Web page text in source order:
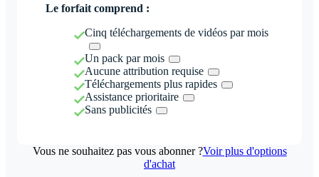
Le forfait comprend :
Cinq téléchargements de vidéos par mois
Un pack par mois
Aucune attribution requise
Téléchargements plus rapides
Assistance prioritaire
Sans publicités
Vous ne souhaitez pas vous abonner ?Voir plus d'options
d'achat